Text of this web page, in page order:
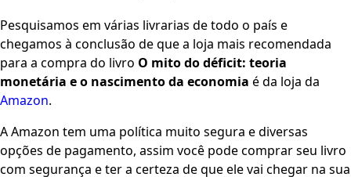
Pesquisamos em várias livrarias de todo o país e
chegamos à conclusão de que a loja mais recomendada
para a compra do livro O mito do déficit: teoria
monetária e o nascimento da economia é da loja da
Amazon.
A Amazon tem uma política muito segura e diversas
opções de pagamento, assim você pode comprar seu livro
com segurança e ter a certeza de que ele vai chegar na sua